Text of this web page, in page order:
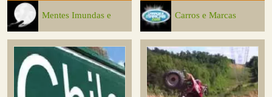
Mentes Imundas e Carros e Marcas